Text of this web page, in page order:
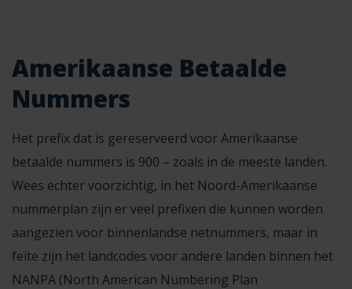
Amerikaanse Betaalde
Nummers
Het prefix dat is gereserveerd voor Amerikaanse
betaalde nummers is 900 – zoals in de meeste landen.
Wees echter voorzichtig, in het Noord-Amerikaanse
nummerplan zijn er veel prefixen die kunnen worden
aangezien voor binnenlandse netnummers, maar in
feite zijn het landcodes voor andere landen binnen het
NANPA (North American Numbering Plan